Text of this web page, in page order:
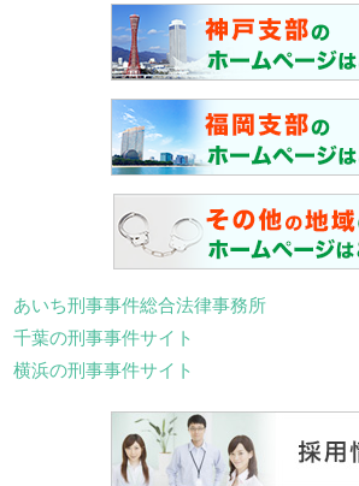
あいち刑事事件総合法律事務所
千葉の刑事事件サイト
横浜の刑事事件サイト